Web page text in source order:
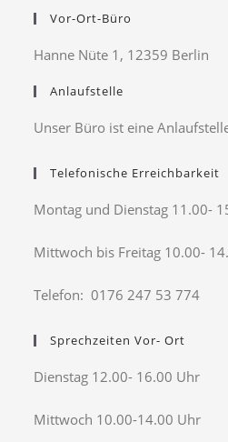
Vor-Ort-Büro
Hanne Nüte 1, 12359 Berlin
Anlaufstelle
Unser Büro ist eine
Telefonische Erreichbarkeit
Montag und Dienstag 11.00-
Mittwoch bis Freitag 10.00-
Telefon: 0176 247 53 774
Sprechzeiten Vor- Ort
Dienstag 12.00- 16.00 Uhr
Mittwoch 10.00-14.00 Uhr